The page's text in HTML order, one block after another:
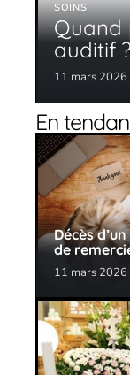
SOINS
Quand
auditif ?
11 mars 2026
En
Décès
de
11 mars 2026